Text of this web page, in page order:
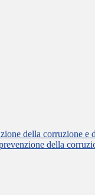
della corruzione e
della